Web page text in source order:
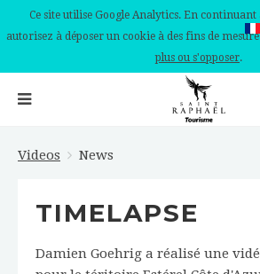
Ce site utilise Google Analytics. En
autorisez à déposer un cookie à des fins de
plus ou s'opposer.
Videos News
TIMELAPSE
Damien Goehrig a réalisé une